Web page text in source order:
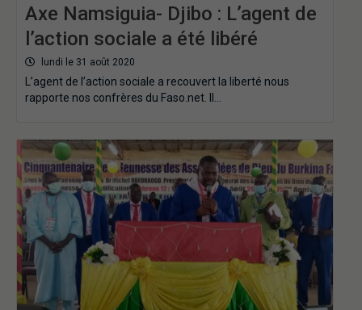
Axe Namsiguia- Djibo : L’agent de
l’action sociale a été libéré
lundi le 31 août 2020
L’agent de l’action sociale a recouvert la liberté nous
rapporte nos confrères du Faso.net. Il…